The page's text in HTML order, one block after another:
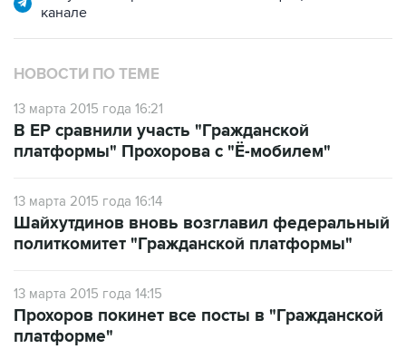
НОВОСТИ ПО ТЕМЕ
13 марта 2015 года 16:21
платформы" Прохорова с "Ё-мобилем"
13 марта 2015 года 16:14
политкомитет "Гражданской платформы"
13 марта 2015 года 14:15
платформе"